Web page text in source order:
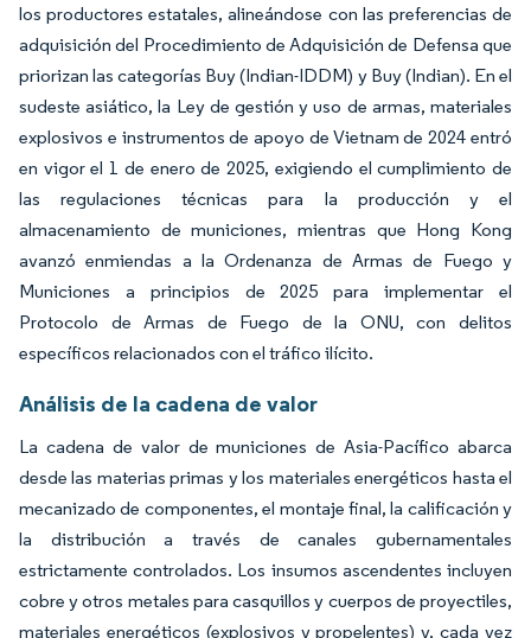
los productores estatales, alineándose con las preferencias de
adquisición del Procedimiento de Adquisición de Defensa que
priorizan las categorías Buy (Indian-IDDM) y Buy (Indian). En el
sudeste asiático, la Ley de gestión y uso de armas, materiales
explosivos e instrumentos de apoyo de Vietnam de 2024 entró
en vigor el 1 de enero de 2025, exigiendo el cumplimiento de
las regulaciones técnicas para la producción y el
almacenamiento de municiones, mientras que Hong Kong
avanzó enmiendas a la Ordenanza de Armas de Fuego y
Municiones a principios de 2025 para implementar el
Protocolo de Armas de Fuego de la ONU, con delitos
específicos relacionados con el tráfico ilícito.
Análisis de la cadena de valor
La cadena de valor de municiones de Asia-Pacífico abarca
desde las materias primas y los materiales energéticos hasta el
mecanizado de componentes, el montaje final, la calificación y
la distribución a través de canales gubernamentales
estrictamente controlados. Los insumos ascendentes incluyen
cobre y otros metales para casquillos y cuerpos de proyectiles,
materiales energéticos (explosivos y propelentes) y, cada vez